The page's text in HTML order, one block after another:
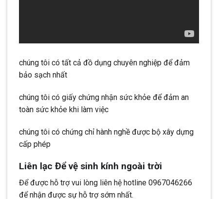
chúng tôi có tất cả đồ dụng chuyên nghiệp để đảm
bảo sạch nhất
chúng tôi có giấy chứng nhận sức khỏe để đảm an
toàn sức khỏe khi làm việc
chúng tôi có chứng chỉ hành nghề được bộ xây dựng
cấp phép
Liên lạc Để vệ sinh kính ngoài trời
Để được hỗ trợ vui lòng liên hệ hotline 0967046266
để nhận được sự hỗ trợ sớm nhất.